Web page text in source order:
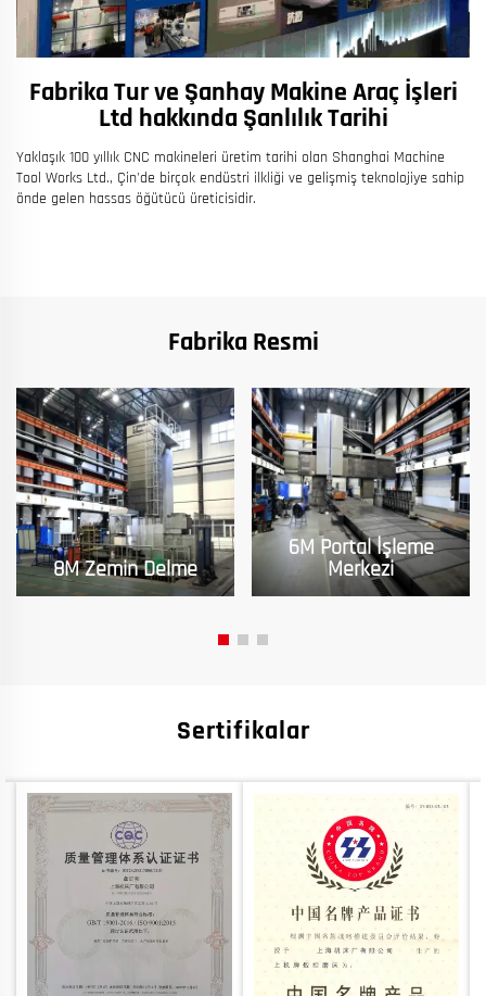
Fabrika Tur ve Şanhay Makine Araç İşleri
Ltd hakkında Şanlılık Tarihi
Yaklaşık 100 yıllık CNC makineleri üretim tarihi olan Shanghai Machine
Tool Works Ltd., Çin'de birçok endüstri ilkliği ve gelişmiş teknolojiye sahip
önde gelen hassas öğütücü üreticisidir.
Fabrika Resmi
8M Zemin Delme
6M Portal İşleme
Merkezi
Sertifikalar